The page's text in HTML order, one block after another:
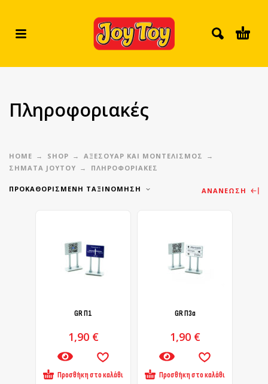
Πληροφοριακές
HOME SHOP
ΑΞΕΣΟΥΑΡ ΚΑΙ ΜΟΝΤΕΛΙΣΜΟΣ
ΣΉΜΑΤΑ JOYTOY
ΠΛΗΡΟΦΟΡΙΑΚΈΣ
ΠΡΟΚΑΘΟΡΙΣΜΈΝΗ ΤΑΞΙΝΌΜΗΣΗ ΑΝΑΝΈΩΣΗ
GR Π1
1,90 €
Προσθήκη στο καλάθι
GR Π3α
1,90 €
Προσθήκη στο καλάθι